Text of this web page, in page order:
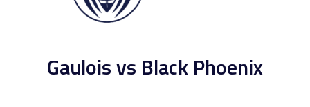
Gaulois vs Black Phoenix